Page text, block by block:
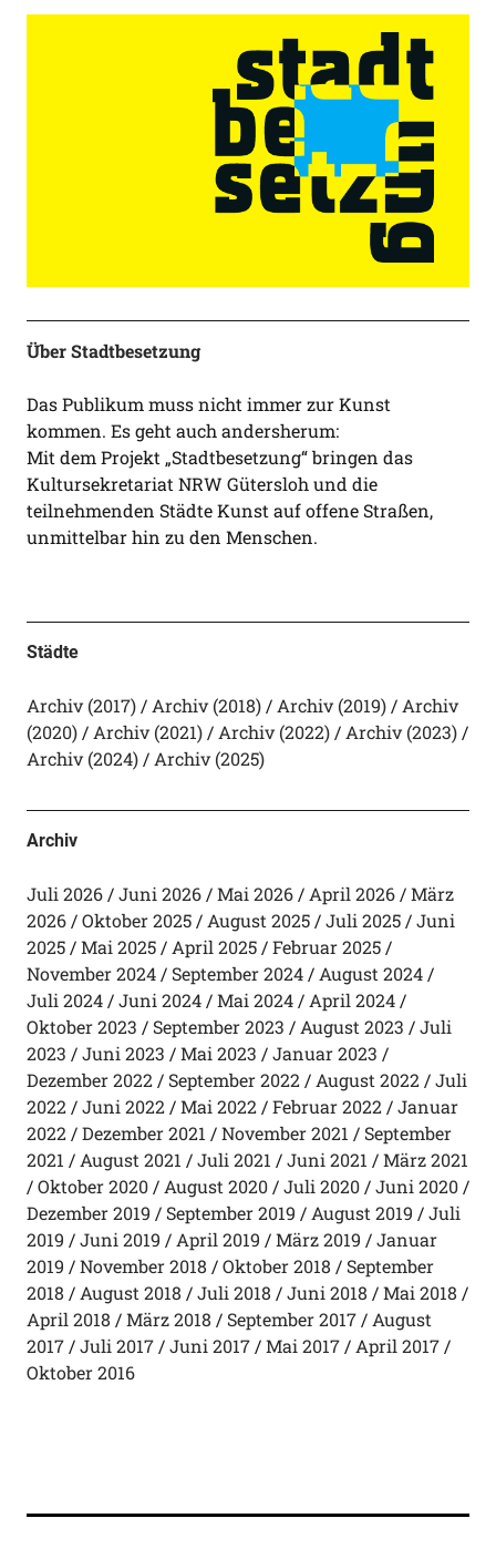
Über Stadtbesetzung
Das Publikum muss nicht immer zur Kunst
kommen. Es geht auch andersherum:
Mit dem Projekt „Stadtbesetzung“ bringen das
Kultursekretariat NRW Gütersloh und die
teilnehmenden Städte Kunst auf offene Straßen,
unmittelbar hin zu den Menschen.
Städte
Archiv (2017) Archiv (2018) Archiv (2019)
Archiv
(2020)
Archiv (2021) Archiv (2022)
Archiv (2023)
Archiv (2024)
Archiv (2025)
Archiv
Juli 2026 Juni 2026 Mai 2026 April 2026
März
2026
Oktober 2025 August 2025 Juli 2025
Juni
2025
Mai 2025 April 2025
Februar 2025
November 2024
September 2024
August 2024
Juli 2024
Juni 2024 Mai 2024
April 2024
Oktober 2023
September 2023 August 2023
Juli
2023
Juni 2023 Mai 2023
Januar 2023
Dezember 2022
September 2022 August 2022
Juli
2022
Juni 2022 Mai 2022 Februar 2022
Januar
2022
Dezember 2021 November 2021
September
2021
August 2021 Juli 2021 Juni 2021
März 2021
Oktober 2020
August 2020 Juli 2020
Juni 2020
Dezember 2019
September 2019 August 2019
Juli
2019
Juni 2019 April 2019 März 2019
Januar
2019
November 2018 Oktober 2018
September
2018
August 2018 Juli 2018 Juni 2018
Mai 2018
April 2018
März 2018 September 2017
August
2017
Juli 2017 Juni 2017 Mai 2017
April 2017
Oktober 2016